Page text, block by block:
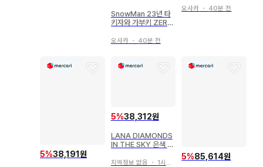
SnowMan 23년 타
키자와 가부키 ZERO
아크릴 스탠드
오사카・ 40분 전
오사카 ・ 40분 전
5%38,191원
5%38,312원
LANA DIAMONDS
IN THE SKY 은색 테
지역정보 없음 ・ 1시간 전
5%85,614원